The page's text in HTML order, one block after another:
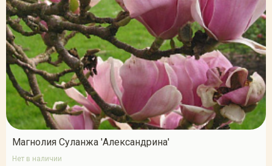
Магнолия Суланжа 'Александрина'
Нет в наличии